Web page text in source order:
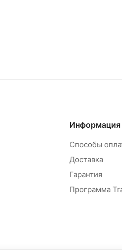
Информация
Способы
Доставка
Гарантия
Программа